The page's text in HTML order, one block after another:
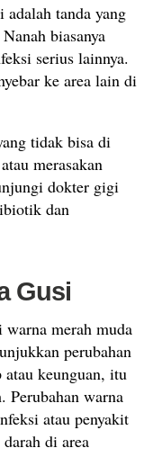
adalah tanda yang
biasanya
serius lainnya.
ke area lain di
tidak bisa di
merasakan
dokter gigi
dan
Gusi
merah muda
perubahan
keunguan, itu
Perubahan warna
atau penyakit
di area